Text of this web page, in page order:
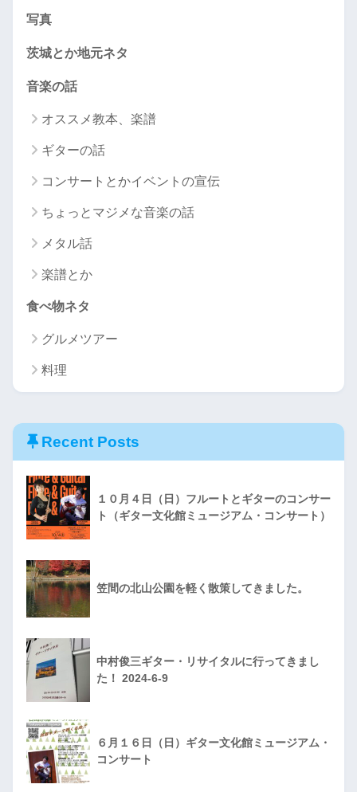
写真
茨城とか地元ネタ
音楽の話
オススメ教本、楽譜
ギターの話
コンサートとかイベントの宣伝
ちょっとマジメな音楽の話
メタル話
楽譜とか
食べ物ネタ
グルメツアー
料理
Recent Posts
１０月４日（日）フルートとギターのコンサー
ト（ギター文化館ミュージアム・コンサート）
笠間の北山公園を軽く散策してきました。
中村俊三ギター・リサイタルに行ってきまし
た！ 2024-6-9
６月１６日（日）ギター文化館ミュージアム・
コンサート